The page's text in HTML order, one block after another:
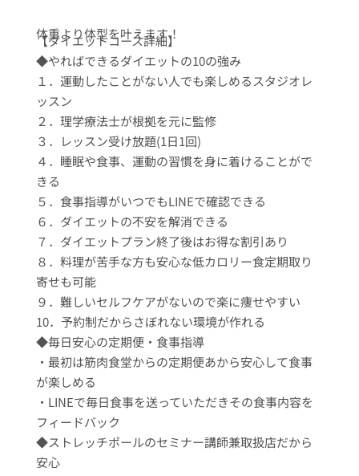
体重より体型を叶えます！
【ダイエットコース詳細】
◆やればできるダイエットの10の強み
１．運動したことがない人でも楽しめるスタジオレ
ッスン
２．理学療法士が根拠を元に監修
３．レッスン受け放題(1日1回)
４．睡眠や食事、運動の習慣を身に着けることがで
きる
５．食事指導がいつでもLINEで確認できる
６．ダイエットの不安を解消できる
７．ダイエットプラン終了後はお得な割引あり
８．料理が苦手な方も安心な低カロリー食定期取り
寄せも可能
９．難しいセルフケアがないので楽に痩せやすい
10．予約制だからさぼれない環境が作れる
◆毎日安心の定期便・食事指導
・最初は筋肉食堂からの定期便あから安心して食事
が楽しめる
・LINEで毎日食事を送っていただきその食事内容を
フィードバック
◆ストレッチポールのセミナー講師兼取扱店だから
安心